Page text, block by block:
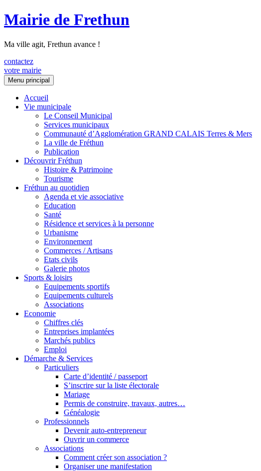
Mairie de Frethun
Ma ville agit, Frethun avance !
contactez
votre mairie
Menu principal
Aller
au
Accueil
Vie municipale
Le Conseil Municipal
Services municipaux
Communauté d’Agglomération GRAND CALAIS Terres & Mers
La ville de Fréthun
Publication
Découvrir Fréthun
Histoire & Patrimoine
Tourisme
Fréthun au quotidien
Agenda et vie associative
Education
Santé
Résidence et services à la personne
Urbanisme
Environnement
Commerces / Artisans
Etats civils
Galerie photos
Sports & loisirs
Equipements sportifs
Equipements culturels
Associations
Economie
Chiffres clés
Entreprises implantées
Marchés publics
Emploi
Démarche & Services
Particuliers
Carte d’identité / passeport
S’inscrire sur la liste électorale
Mariage
Permis de construire, travaux, autres…
Généalogie
Professionnels
Devenir auto-entrepreneur
Ouvrir un commerce
Associations
Comment créer son association ?
Organiser une manifestation